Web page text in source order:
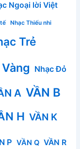
Ngoại lời Việt
Nhạc Thiếu nhi
Trẻ
Nhạc Đỏ
A VẦN B
H VẦN K
P VẦN Q VẦN R